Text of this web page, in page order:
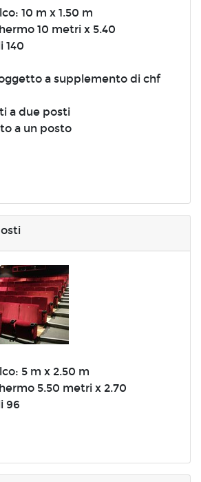
10 m x 1.50 m
10 metri x 5.40
140
a supplemento di chf
a due posti
a un posto
5 m x 2.50 m
5.50 metri x 2.70
96